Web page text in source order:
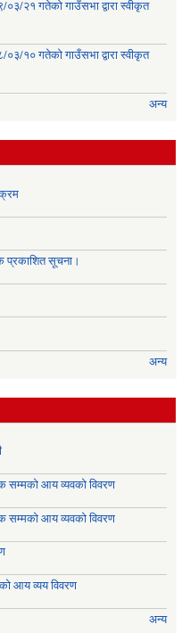
२१ गतेको गाउँसभा द्वारा स्वीकृत
१० गतेको गाउँसभा द्वारा स्वीकृत
अन्य
प्रकाशित सूचना।
अन्य
सम्मको आय व्यवको विवरण
सम्मको आय व्यवको विवरण
आय व्यय विवरण
अन्य